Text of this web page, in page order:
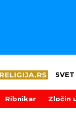
SVET
Ribnikar Zločin